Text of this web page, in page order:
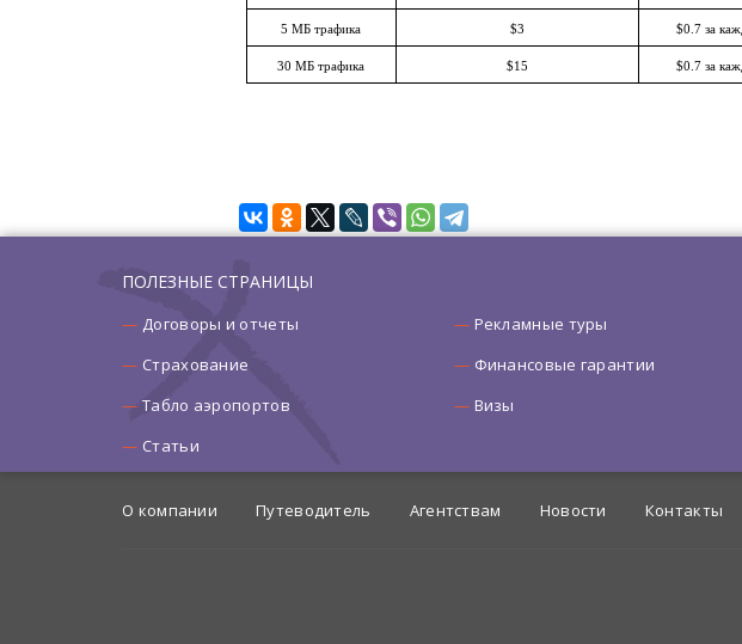
5 МБ трафика $3 $0.7 за
30 МБ трафика $15 $0.7 за
ПОЛЕЗНЫЕ СТРАНИЦЫ
Договоры и отчеты
Рекламные туры
Страхование
Финансовые гарантии
Табло аэропортов
Визы
Статьи
О компании Путеводитель Агентствам Новости Контакты